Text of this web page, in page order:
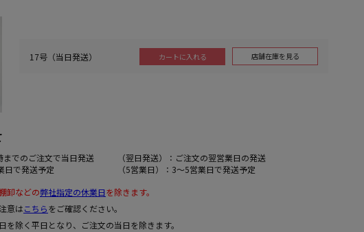
17号（当日発送） カートに入れる 店舗在庫を見る
までのご注文で当日発送
（翌日発送）：ご注文の翌営業日の発送
日で発送予定
（5営業日）：3～5営業日で発送予定
卸などの弊社指定の休業日を除きます。
意はこちらをご確認ください。
除く平日となり、ご注文の当日を除きます。